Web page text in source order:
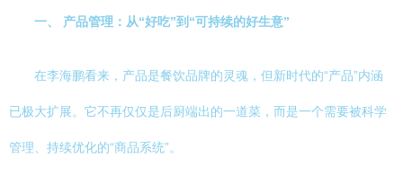
一、 产品管理：从“好吃”到“可持续的好生意”
在李海鹏看来，产品是餐饮品牌的灵魂，但新时代的“产品”内涵
已极大扩展。它不再仅仅是后厨端出的一道菜，而是一个需要被科学
管理、持续优化的“商品系统”。